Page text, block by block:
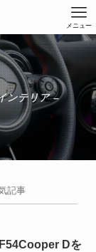
メニュー
ンテリア –
記事
Dを